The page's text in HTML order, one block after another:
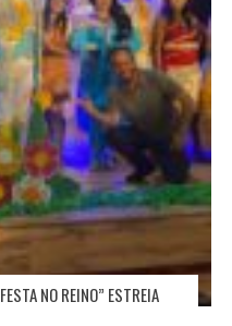
NO REINO” ESTREIA